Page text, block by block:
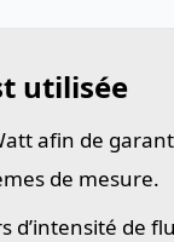
utilisée
afin de
de mesure.
d’intensité de